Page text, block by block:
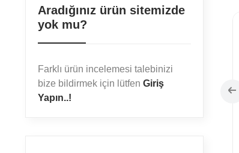
Popüler
şömine
R. Çiğdem
Aradığınız ürün sitemizde
yok mu?
Farklı ürün incelemesi talebinizi
bize bildirmek için lütfen Giriş
Yapın..!